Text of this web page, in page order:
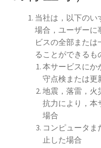
当社は，以下のい
場合，ユーザーに
ビスの全部また
ることができるも
本サービスにか
守点検または更
地震，落雷，火
抗力により，本
場合
コンピュータま
止した場合